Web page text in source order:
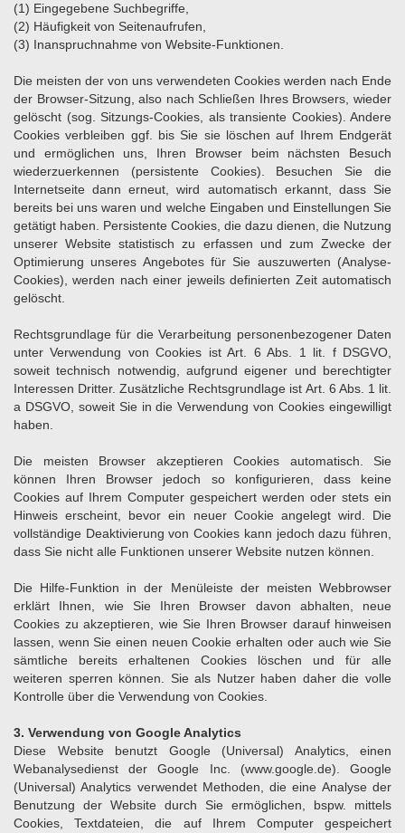
(1) Eingegebene Suchbegriffe,
(2) Häufigkeit von Seitenaufrufen,
(3) Inanspruchnahme von Website-Funktionen.
Die meisten der von uns verwendeten Cookies werden nach Ende
der Browser-Sitzung, also nach Schließen Ihres Browsers, wieder
gelöscht (sog. Sitzungs-Cookies, als transiente Cookies). Andere
Cookies verbleiben ggf. bis Sie sie löschen auf Ihrem Endgerät
und ermöglichen uns, Ihren Browser beim nächsten Besuch
wiederzuerkennen (persistente Cookies). Besuchen Sie die
Internetseite dann erneut, wird automatisch erkannt, dass Sie
bereits bei uns waren und welche Eingaben und Einstellungen Sie
getätigt haben. Persistente Cookies, die dazu dienen, die Nutzung
unserer Website statistisch zu erfassen und zum Zwecke der
Optimierung unseres Angebotes für Sie auszuwerten (Analyse-
Cookies), werden nach einer jeweils definierten Zeit automatisch
gelöscht.
Rechtsgrundlage für die Verarbeitung personenbezogener Daten
unter Verwendung von Cookies ist Art. 6 Abs. 1 lit. f DSGVO,
soweit technisch notwendig, aufgrund eigener und berechtigter
Interessen Dritter. Zusätzliche Rechtsgrundlage ist Art. 6 Abs. 1 lit.
a DSGVO, soweit Sie in die Verwendung von Cookies eingewilligt
haben.
Die meisten Browser akzeptieren Cookies automatisch. Sie
können Ihren Browser jedoch so konfigurieren, dass keine
Cookies auf Ihrem Computer gespeichert werden oder stets ein
Hinweis erscheint, bevor ein neuer Cookie angelegt wird. Die
vollständige Deaktivierung von Cookies kann jedoch dazu führen,
dass Sie nicht alle Funktionen unserer Website nutzen können.
Die Hilfe-Funktion in der Menüleiste der meisten Webbrowser
erklärt Ihnen, wie Sie Ihren Browser davon abhalten, neue
Cookies zu akzeptieren, wie Sie Ihren Browser darauf hinweisen
lassen, wenn Sie einen neuen Cookie erhalten oder auch wie Sie
sämtliche bereits erhaltenen Cookies löschen und für alle
weiteren sperren können. Sie als Nutzer haben daher die volle
Kontrolle über die Verwendung von Cookies.
3. Verwendung von Google Analytics
Diese Website benutzt Google (Universal) Analytics, einen
Webanalysedienst der Google Inc. (www.google.de). Google
(Universal) Analytics verwendet Methoden, die eine Analyse der
Benutzung der Website durch Sie ermöglichen, bspw. mittels
Cookies, Textdateien, die auf Ihrem Computer gespeichert